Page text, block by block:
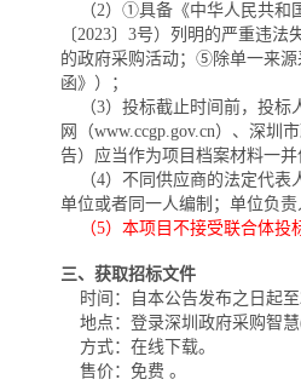
（2）①具备《中华人民共和
〔2023〕3号）列明的严重违
的政府采购活动；⑤除单一来源
函》）；
（3）投标截止时间前，投标
网（www.ccgp.gov.cn）、深圳
告）应当作为项目档案材料一并
（4）不同供应商的法定代表
单位或者同一人编制；单位负
（5）本项目不接受联合体投
三、获取招标文件
时间：自本公告发布之日起至
地点：登录深圳政府采购智慧
方式：在线下载。
售价：免费 。